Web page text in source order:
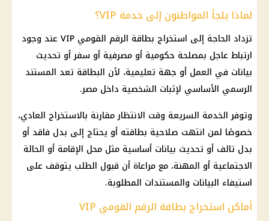
لماذا يلجأ المواطنون إلى خدمة VIP؟
تزداد الحاجة إلى استخراج بطاقة الرقم القومي VIP عند وجود
ارتباط عاجل بمصلحة حكومية أو مصرفية أو سفر أو تحديث
بيانات في العمل أو جهة تعليمية، لأن البطاقة تعد المستند
الرسمي الأساسي لإثبات الشخصية داخل مصر.
وتوفر الخدمة السريعة وقت الانتظار مقارنة بالاستخراج العادي،
خصوصًا لمن انتهت صلاحية بطاقته أو يحتاج إلى بدل فاقد أو
بدل تالف أو تحديث بيانات أساسية مثل محل الإقامة أو الحالة
الاجتماعية أو المهنة، مع مراعاة أن قبول الطلب يتوقف على
استيفاء البيانات والمستندات المطلوبة.
أماكن استخراج بطاقة الرقم القومي VIP